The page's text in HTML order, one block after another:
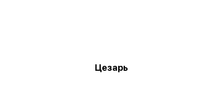
Цезарь